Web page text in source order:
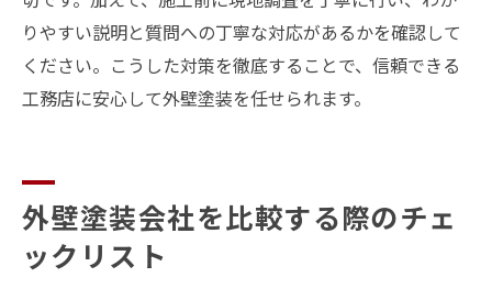
りやすい説明と質問への丁寧な対応があるかを確認して
ください。こうした対策を徹底することで、信頼できる
工務店に安心して外壁塗装を任せられます。
外壁塗装会社を比較する際のチェ
ックリスト